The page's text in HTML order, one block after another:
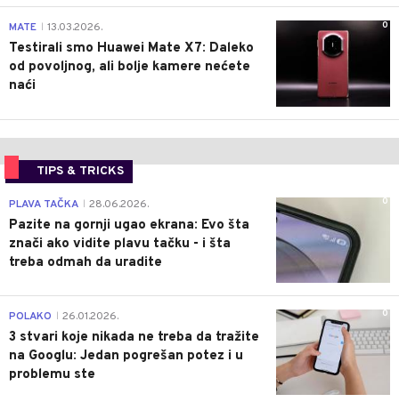
0
MATE 13.03.2026.
Testirali smo Huawei Mate X7: Daleko
od povoljnog, ali bolje kamere nećete
naći
TIPS & TRICKS
0
PLAVA TAČKA 28.06.2026.
Pazite na gornji ugao ekrana: Evo šta
znači ako vidite plavu tačku - i šta
treba odmah da uradite
0
POLAKO 26.01.2026.
3 stvari koje nikada ne treba da tražite
na Googlu: Jedan pogrešan potez i u
problemu ste